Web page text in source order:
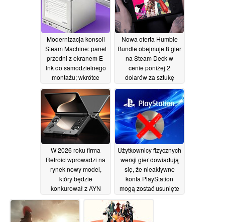
Modernizacja konsoli
Steam Machine: panel
przedni z ekranem E-
Ink do samodzielnego
montażu; wkrótce
dostępna będzie
wersja gotowa do
użycia 05/07/2026
Nowa oferta Humble
Bundle obejmuje 8 gier
na Steam Deck w
cenie poniżej 2
dolarów za sztukę
05/07/2026
W 2026 roku firma
Retroid wprowadzi na
rynek nowy model,
który będzie
konkurował z AYN
Thor i będzie
wyposażony w dwa
wyświetlacze
05/07/2026
Użytkownicy fizycznych
wersji gier dowiadują
się, że nieaktywne
konta PlayStation
mogą zostać usunięte
po upływie 3 lat